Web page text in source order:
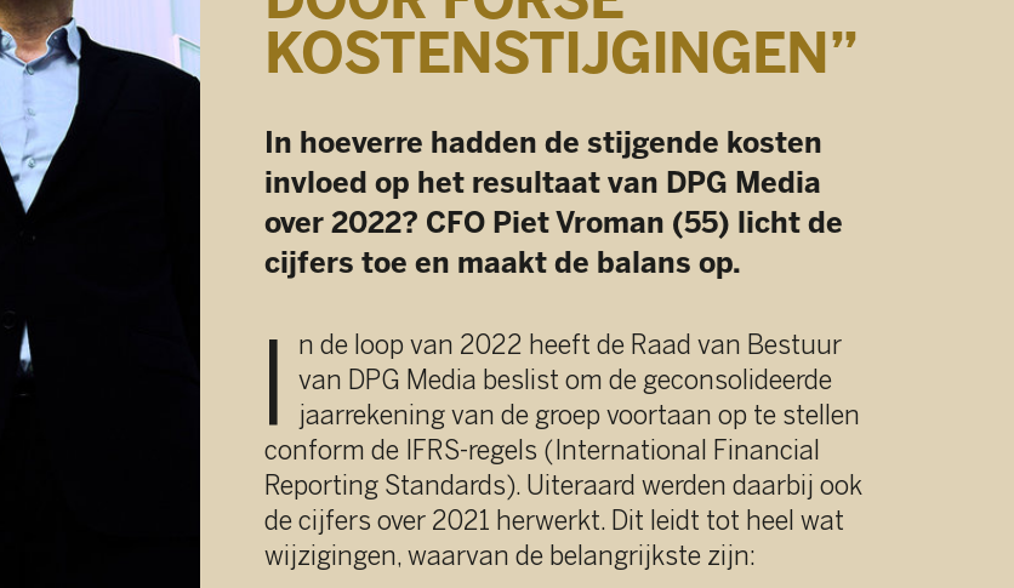
In hoeverre hadden de stijgende kosten
invloed op het resultaat van DPG Media
cijfers toe en maakt de balans op.
n de loop van 2022 heeft de Raad van Bestuur
van DPG Media beslist om de geconsolideerde
jaarrekening van de groep voortaan op te stellen
Reporting Standards). Uiteraard werden daarbij ook
de cijfers over 2021 herwerkt. Dit leidt tot heel wat
wijzigingen, waarvan de belangrijkste zijn:
Consolidatiegoodwill wordt voortaan niet meer
lineair afgeschreven, maar jaarlijks onderworpen
aan een impairment test; hierdoor vallen ruim
€ 100 miljoen afschrijvingen per jaar weg.
14 / 41